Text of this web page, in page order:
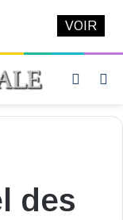
Switch
des
VOIR